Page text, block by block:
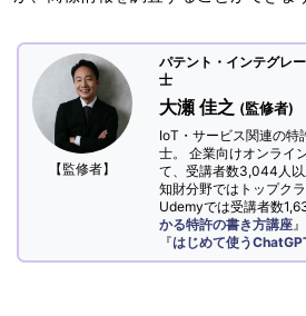
【監修者】
パテント・インテグレ
士
大瀬 佳之 (監修者)
IoT・サービス関連の特
士。 企業向けオンライ
て、受講者数3,044人
知財分野ではトップクラ
Udemyでは受講者数
かる特許の書き方講座
『はじめて使う